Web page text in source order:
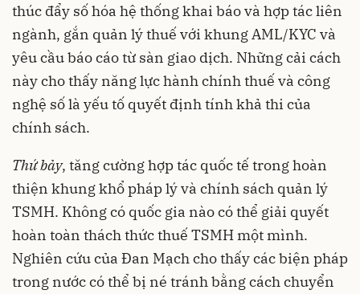
thúc đẩy số hóa hệ thống khai báo và hợp tác liên
ngành, gắn quản lý thuế với khung AML/KYC và
yêu cầu báo cáo từ sàn giao dịch. Những cải cách
này cho thấy năng lực hành chính thuế và công
nghệ số là yếu tố quyết định tính khả thi của
chính sách.
Thứ bảy, tăng cường hợp tác quốc tế trong hoàn
thiện khung khổ pháp lý và chính sách quản lý
TSMH. Không có quốc gia nào có thể giải quyết
hoàn toàn thách thức thuế TSMH một mình.
Nghiên cứu của Đan Mạch cho thấy các biện pháp
trong nước có thể bị né tránh bằng cách chuyển